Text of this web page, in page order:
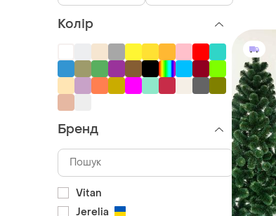
Колір
Бренд
Vitan
Jerelia